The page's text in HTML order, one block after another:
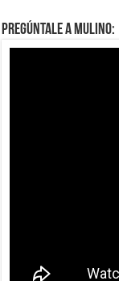
Pregúntale a Mulino: